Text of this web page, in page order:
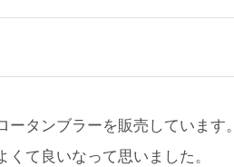
タンブラーを販売しています。
て良いなって思いました。